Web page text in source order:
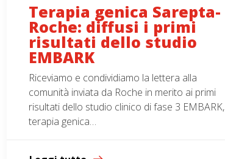
Terapia genica Sarepta-
Roche: diffusi i primi
risultati dello studio
EMBARK
Riceviamo e condividiamo la lettera alla
comunità inviata da Roche in merito ai primi
risultati dello studio clinico di fase 3 EMBARK,
terapia genica…